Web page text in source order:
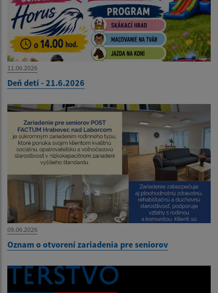
11.06.2026
Deň detí - 21.6.2026
09.06.2026
Oznam o otvorení zariadenia pre seniorov